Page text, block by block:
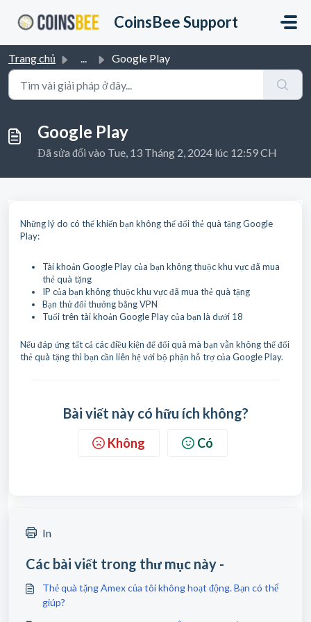
CoinsBee Support
Trang chủ ... Google Play
Google Play
Đã sửa đổi vào Tue, 13 Tháng 2, 2024 lúc 12:59 CH
Những lý do có thể khiến bạn không thể đổi thẻ quà tặng Google
Play:
Tài khoản Google Play của bạn không thuộc khu vực đã mua
thẻ quà tặng
IP của bạn không thuộc khu vực đã mua thẻ quà tặng
Bạn thử đổi thưởng bằng VPN
Tuổi trên tài khoản Google Play của bạn là dưới 18
Nếu đáp ứng tất cả các điều kiện để đổi quà mà bạn vẫn không thể đổi
thẻ quà tặng thì bạn cần liên hệ với bộ phận hỗ trợ của Google Play.
Bài viết này có hữu ích không?
Không Có
In
Các bài viết trong thư mục này -
Thẻ quà tặng Amex của tôi không hoạt động. Bạn có thể
giúp?